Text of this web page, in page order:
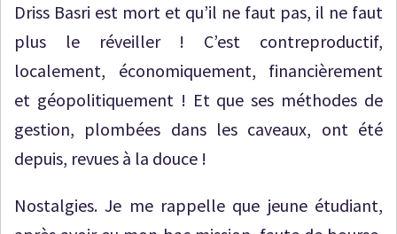
Driss Basri est mort et qu’il ne faut pas, il ne faut
plus le réveiller ! C’est contreproductif,
localement, économiquement, financièrement
et géopolitiquement ! Et que ses méthodes de
gestion, plombées dans les caveaux, ont été
depuis, revues à la douce !
Nostalgies. Je me rappelle que jeune étudiant,